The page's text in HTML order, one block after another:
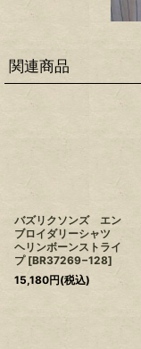
関連商品
バズリクソンズ エン
ブロイダリーシャツ
ヘリンボーンストライ
プ [BR37269−128]
15,180円(税込)